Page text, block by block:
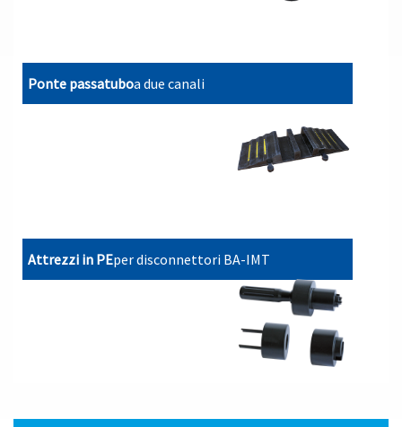
Ponte passatuboa due canali
Attrezzi in PEper disconnettori BA-IMT